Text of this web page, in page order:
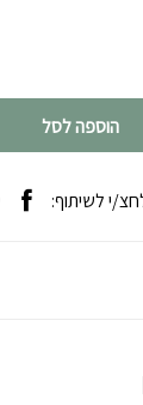
הוספה לסל
י לשיתוף: